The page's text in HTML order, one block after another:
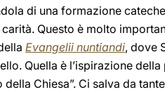
di una formazione
Questo è molto
Evangelii nuntiandi, dove
Quella è l’ispirazione
Chiesa”. Ci salva da